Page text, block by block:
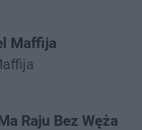
Maffija
Raju Bez Węża